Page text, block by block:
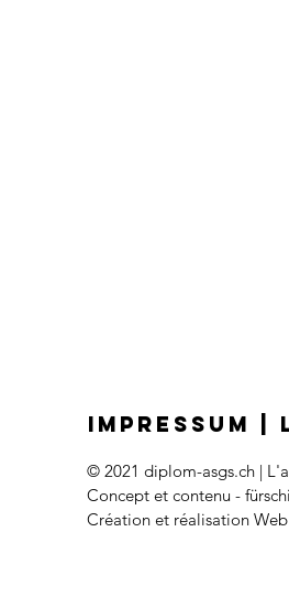
IMPRESSUM
© 2021 diplom-asgs.ch |
Concept et contenu -
Création et réalisation Web